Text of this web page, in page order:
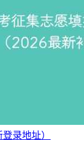
录地址）